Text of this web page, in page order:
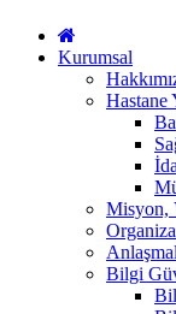
Kurumsal
Hastane
Misyon,
Bilgi